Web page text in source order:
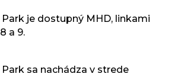
Park je dostupný MHD, linkami
a 9.
Park sa nachádza v strede